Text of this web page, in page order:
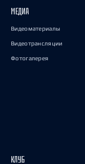
МЕДИА
Видеоматериалы
Видеотрансляции
Фотогалерея
КЛУБ